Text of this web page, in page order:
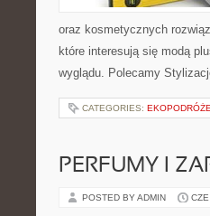
oraz kosmetycznych
które interesują się modą
wyglądu. Polecamy
CATEGORIES:
PERFUMY I
POSTED BY ADMIN